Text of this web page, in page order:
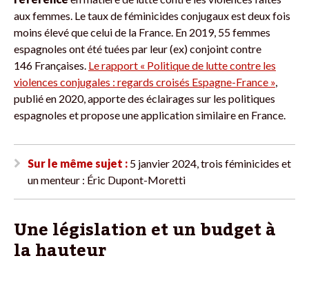
aux femmes. Le taux de féminicides conjugaux est deux fois
moins élevé que celui de la France. En 2019, 55 femmes
espagnoles ont été tuées par leur (ex) conjoint contre
146 Françaises. Le rapport « Politique de lutte contre les
violences conjugales : regards croisés Espagne-France »
publié en 2020, apporte des éclairages sur les politiques
espagnoles et propose une application similaire en France.
Sur le même sujet : 5 janvier 2024, trois féminicides et
un menteur : Éric Dupont-Moretti
Une législation et un budget à
la hauteur